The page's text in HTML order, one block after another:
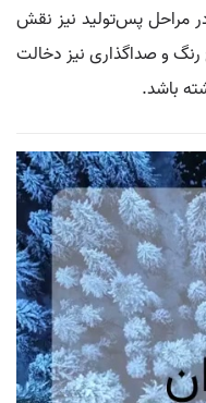
مراحل پس‌تولید نیز نقش
و صداگذاری نیز دخالت
باشد.